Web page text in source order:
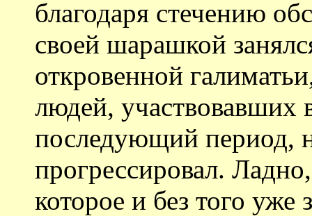
благодаря стечению
своей шарашкой
откровенной
людей, участвовавших
последующий период,
прогрессировал.
которое и без того